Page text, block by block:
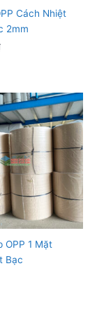
Cách Nhiệt
2mm
OPP 1 Mặt
Bạc